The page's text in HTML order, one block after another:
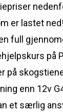
er lastet
på
på
enn 12v
et særlig